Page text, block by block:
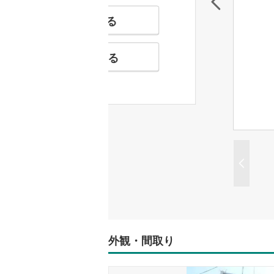
特徴の似た物件を見る
お気に入りに追加する
外観・間取り